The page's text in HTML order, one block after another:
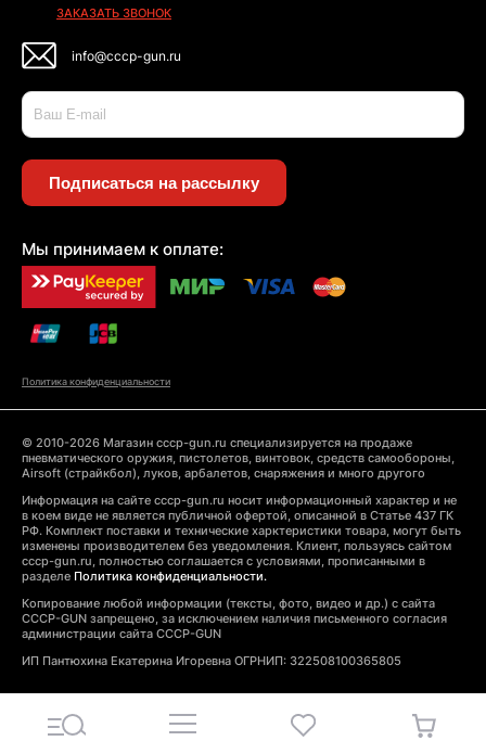
ЗАКАЗАТЬ ЗВОНОК
info@cccp-gun.ru
Подписаться на рассылку
Мы принимаем к оплате:
Политика конфиденциальности
© 2010-2026 Магазин cccp-gun.ru специализируется на продаже
пневматического оружия, пистолетов, винтовок, средств самообороны,
Airsoft (страйкбол), луков, арбалетов, снаряжения и много другого
Информация на сайте cccp-gun.ru носит информационный характер и не
в коем виде не является публичной офертой, описанной в Статье 437 ГК
РФ. Комплект поставки и технические харктеристики товара, могут быть
изменены производителем без уведомления. Клиент, пользуясь сайтом
cccp-gun.ru, полностью соглашается с условиями, прописанными в
разделе Политика конфиденциальности.
Копирование любой информации (тексты, фото, видео и др.) с сайта
CCCP-GUN запрещено, за исключением наличия письменного согласия
администрации сайта CCCP-GUN
ИП Пантюхина Екатерина Игоревна ОГРНИП: 322508100365805